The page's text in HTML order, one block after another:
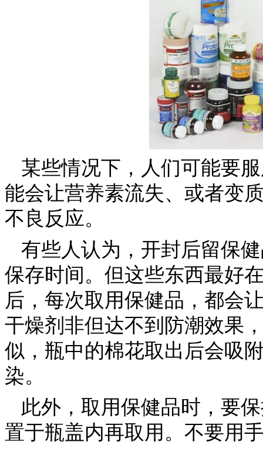
某些情况下，人们可能要
能会让营养素流失、或者变
不良反应。
有些人认为，开封后留保
保存时间。但这些东西最好
后，每次取用保健品，都会
干燥剂非但达不到防潮效果
似，瓶中的棉花取出后会吸
染。
此外，取用保健品时，要
置于瓶盖内再取用。不要用